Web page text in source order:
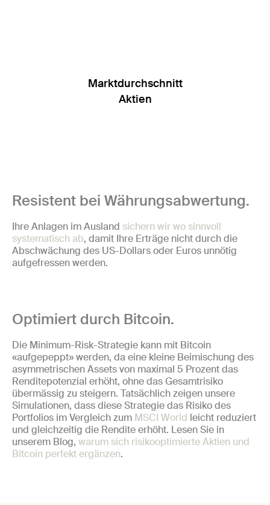
Marktdurchschnitt
Aktien
Resistent bei Währungsabwertung.
Ihre Anlagen im Ausland sichern wir wo sinnvoll
systematisch ab, damit Ihre Erträge nicht durch die
Abschwächung des US-Dollars oder Euros unnötig
aufgefressen werden.
Optimiert durch Bitcoin.
Die Minimum-Risk-Strategie kann mit Bitcoin
«aufgepeppt» werden, da eine kleine Beimischung des
asymmetrischen Assets von maximal 5 Prozent das
Renditepotenzial erhöht, ohne das Gesamtrisiko
übermässig zu steigern. Tatsächlich zeigen unsere
Simulationen, dass diese Strategie das Risiko des
Portfolios im Vergleich zum MSCI World leicht reduziert
und gleichzeitig die Rendite erhöht. Lesen Sie in
unserem Blog, warum sich risikooptimierte Aktien und
Bitcoin perfekt ergänzen.